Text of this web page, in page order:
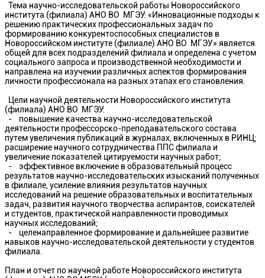
Тема научно-исследовательской работы Новороссийского
института (филиала) АНО ВО МГЭУ: «Инновационные подходы к
решению практических профессиональных задач по
формированию конкурентоспособных специалистов в
Новороссийском институте (филиале) АНО ВО МГЭУ» является
общей для всех подразделений филиала и определена с учетом
социального запроса и производственной необходимости и
направлена на изучении различных аспектов формирования
личности профессионала на разных этапах его становления.
Цели научной деятельности Новороссийского института
(филиала) АНО ВО МГЭУ:
- повышение качества научно-исследовательской
деятельности профессорско-преподавательского состава
путем увеличения публикаций в журналах, включенных в РИНЦ;
расширение научного сотрудничества ППС филиала и
увеличение показателей цитируемости научных работ;
- эффективное включение в образовательный процесс
результатов научно-исследовательских изысканий полученных
в филиале, усиление влияния результатов научных
исследований на решение образовательных и воспитательных
задач, развития научного творчества аспирантов, соискателей
и студентов, практической направленности проводимых
научных исследований;
- целенаправленное формирование и дальнейшее развитие
навыков научно-исследовательской деятельности у студентов
филиала.
План и отчет по научной работе Новороссийского института